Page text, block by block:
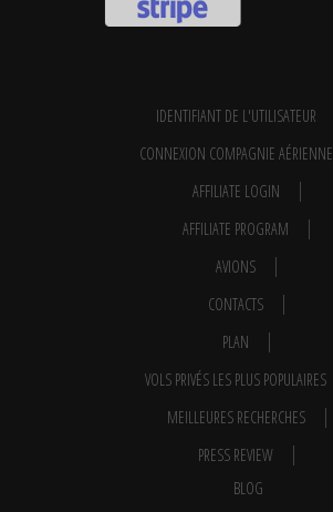
IDENTIFIANT DE L'UTILISATEUR
CONNEXION COMPAGNIE AÉRIENNE
AFFILIATE LOGIN
AFFILIATE PROGRAM
AVIONS
CONTACTS
PLAN
VOLS PRIVÉS LES PLUS POPULAIRES
MEILLEURES RECHERCHES
PRESS REVIEW
BLOG